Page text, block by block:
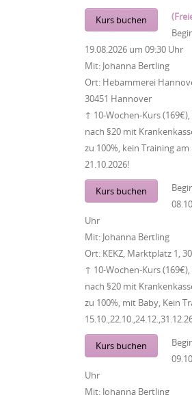
Kurs buchen
19.08.2026 um 09:30 Uhr
Mit: Johanna Bertling
Ort: Hebammerei
30451 Hannover
↑ 10-Wochen-Kurs
nach §20 mit
zu 100%, kein Training am
21.10.2026!
Kurs buchen
Uhr
Mit: Johanna Bertling
Ort: KEKZ, Marktplatz 1,
↑ 10-Wochen-Kurs
nach §20 mit
zu 100%, mit Baby, Kein
Kurs buchen
Uhr
Mit: Johanna Bertling